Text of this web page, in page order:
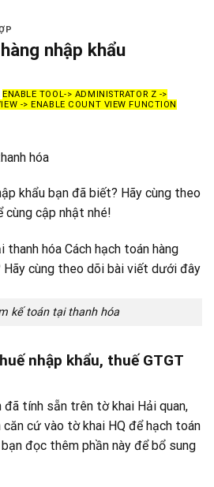
nhập khẩu
ENABLE TOOL-> ADMINISTRATOR Z ->
-> ENABLE COUNT VIEW FUNCTION
hóa
khẩu bạn đã biết? Hãy cùng theo
cập nhật nhé!
kế toán tại thanh hóa
nhập khẩu, thuế GTGT
đã tính sẵn trên tờ khai Hải quan,
cứ vào tờ khai HQ để hạch toán
đọc thêm phần này để bổ sung